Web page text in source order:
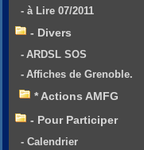
- à Lire 07/2011
- Divers
- ARDSL SOS
- Affiches de Grenoble.
* Actions AMFG
- Pour Participer
- Calendrier